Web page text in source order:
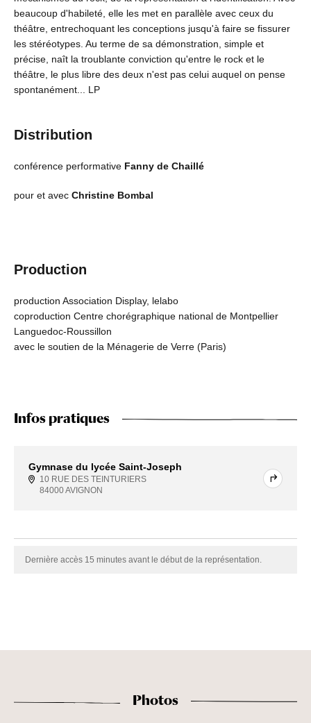
beaucoup d'habileté, elle les met en parallèle avec ceux du
théâtre, entrechoquant les conceptions jusqu'à faire se fissurer
les stéréotypes. Au terme de sa démonstration, simple et
précise, naît la troublante conviction qu'entre le rock et le
théâtre, le plus libre des deux n'est pas celui auquel on pense
spontanément... LP
Distribution
conférence performative Fanny de Chaillé
pour et avec Christine Bombal
Production
production Association Display, lelabo
coproduction Centre chorégraphique national de Montpellier
Languedoc-Roussillon
avec le soutien de la Ménagerie de Verre (Paris)
Infos pratiques
Gymnase du lycée Saint-Joseph
10 RUE DES TEINTURIERS
84000 AVIGNON
Dernière accès 15 minutes avant le début de la représentation.
Photos